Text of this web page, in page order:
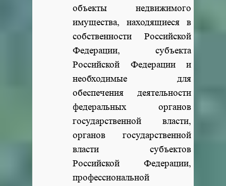
объекты недвижимого
имущества, находящиеся в
собственности Российской
Федерации, субъекта
Российской Федерации и
необходимые для
обеспечения деятельности
федеральных органов
государственной власти,
органов государственной
власти субъектов
Российской Федерации,
профессиональной